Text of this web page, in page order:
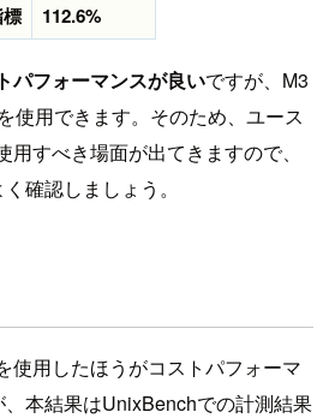
112.6%
パフォーマンスが良いですが、M3
使用できます。そのため、ユース
すべき場面が出てきますので、
確認しましょう。
使用したほうがコストパフォーマ
本結果はUnixBenchでの計測結果